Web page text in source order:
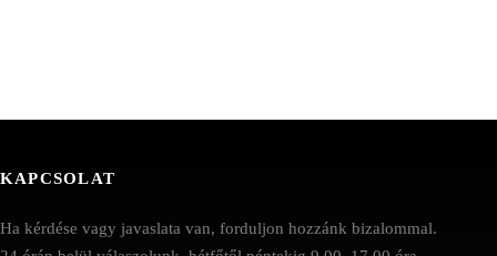
KAPCSOLAT
Ha kérdése vagy javaslata van, forduljon hozzánk bizalommal.